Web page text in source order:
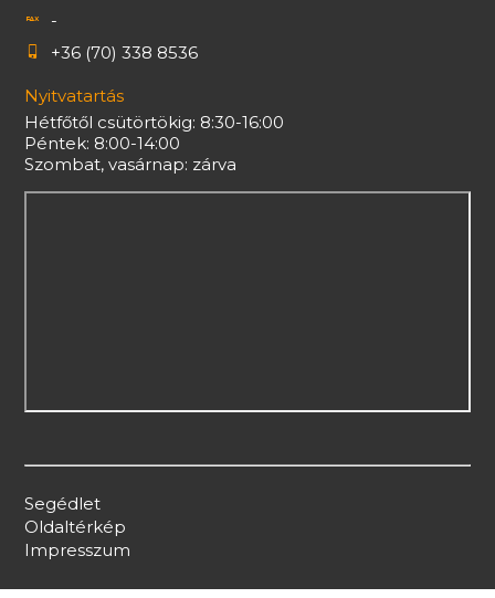
-
+36 (70) 338 8536
Nyitvatartás
Hétfőtől csütörtökig: 8:30-16:00
Péntek: 8:00-14:00
Szombat, vasárnap: zárva
Segédlet
Oldaltérkép
Impresszum